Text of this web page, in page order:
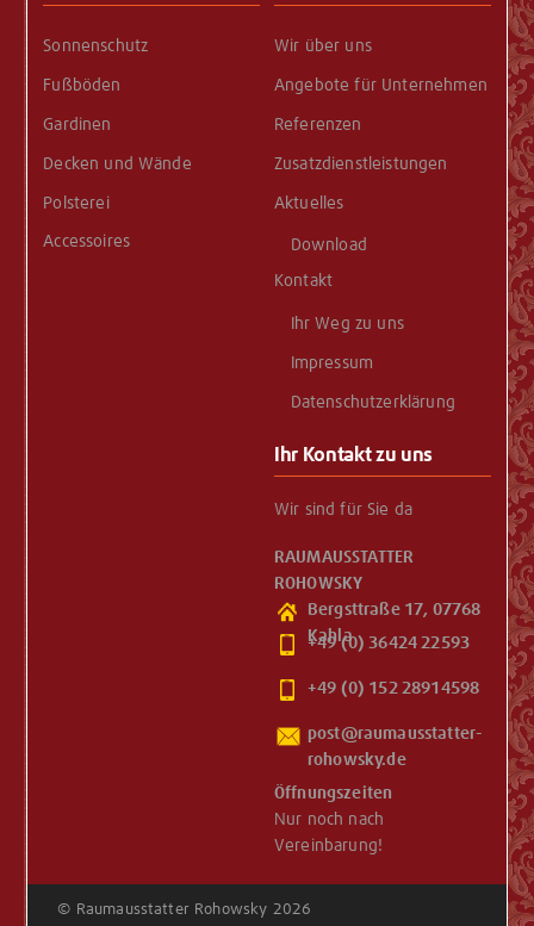
Sonnenschutz
Fußböden
Gardinen
Decken und Wände
Polsterei
Accessoires
Wir über uns
Angebote für Unternehmen
Referenzen
Zusatzdienstleistungen
Aktuelles
Download
Kontakt
Ihr Weg zu uns
Impressum
Datenschutzerklärung
Ihr Kontakt zu uns
Wir sind für Sie da
RAUMAUSSTATTER
ROHOWSKY
Bergsttraße 17, 07768
Kahla
+49 (0) 36424 22593
+49 (0) 152 28914598
Öffnungszeiten
Nur noch nach
Vereinbarung!
© Raumausstatter Rohowsky 2026